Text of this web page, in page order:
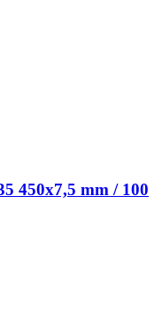
450x7,5 mm / 100